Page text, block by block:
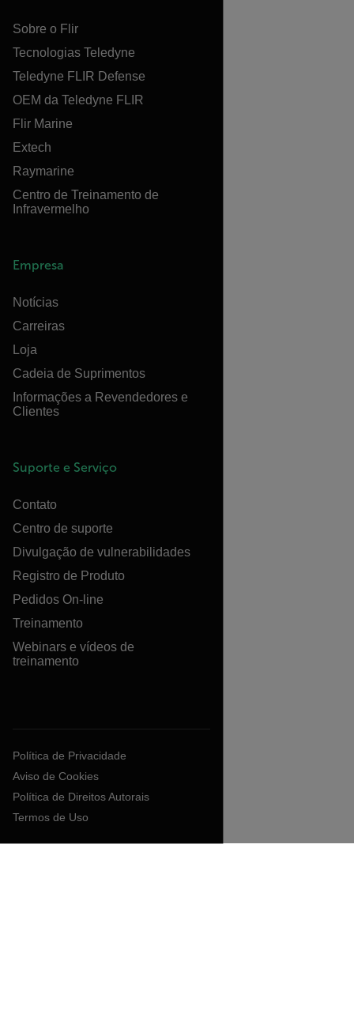
Sobre o Flir
Tecnologias Teledyne
Teledyne FLIR Defense
OEM da Teledyne FLIR
Flir Marine
Extech
Raymarine
Centro de Treinamento de
Infravermelho
Empresa
Notícias
Carreiras
Loja
Cadeia de Suprimentos
Informações a Revendedores e
Clientes
Suporte e Serviço
Contato
Centro de suporte
Divulgação de vulnerabilidades
Registro de Produto
Pedidos On-line
Treinamento
Webinars e vídeos de
treinamento
Política de Privacidade
Aviso de Cookies
Política de Direitos Autorais
Termos de Uso